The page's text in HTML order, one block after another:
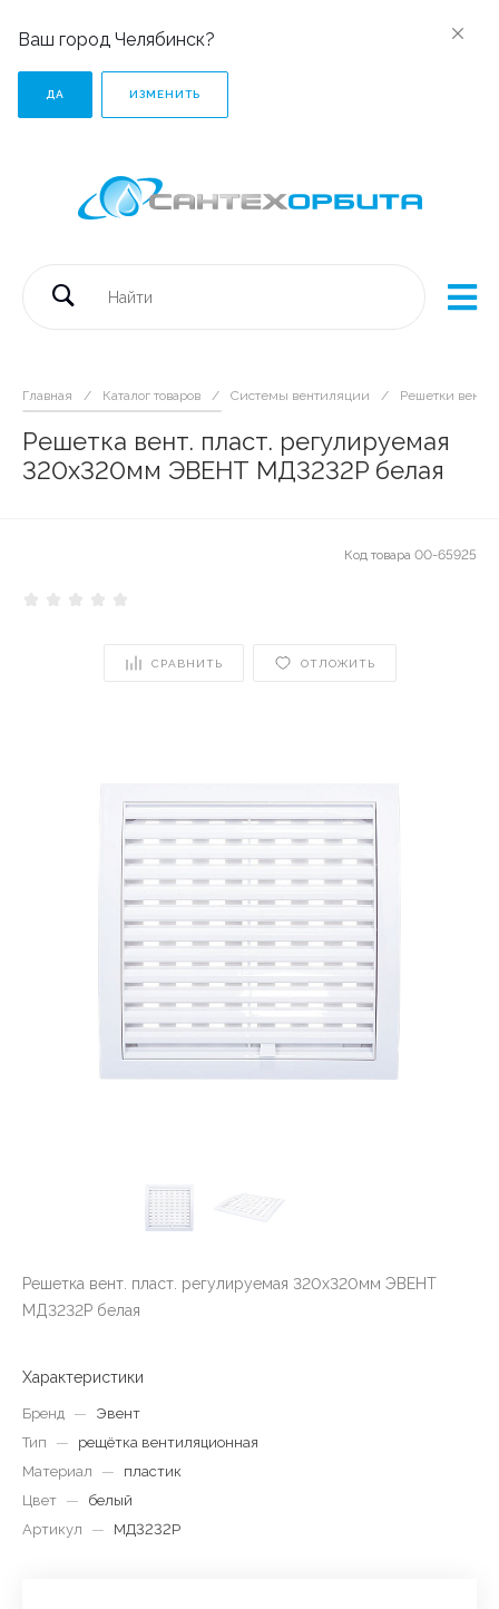
Ваш город Челябинск?
ДА ИЗМЕНИТЬ
Главная / Каталог товаров / Системы вентиляции / Решетки
Решетка вент. пласт. регулируемая
320х320мм ЭВЕНТ МД3232P белая
Код товара 00-65925
СРАВНИТЬ ОТЛОЖИТЬ
Решетка вент. пласт. регулируемая 320х320мм ЭВЕНТ
МД3232P белая
Характеристики
Бренд —
Эвент
Тип
—
рещётка вентиляционная
Материал
—
пластик
Цвет —
белый
Артикул
— МД3232P